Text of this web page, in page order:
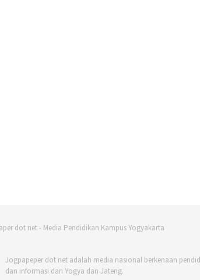
Jogpapeper dot net adalah media nasional berkenaan
dan informasi dari Yogya dan Jateng.